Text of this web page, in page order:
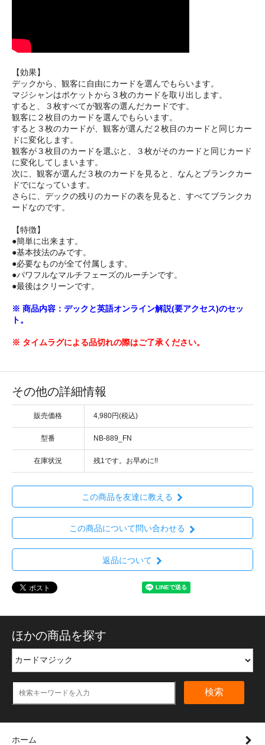
【効果】
デックから、観客に自由にカードを選んでもらいます。
マジシャンはポケットから３枚のカードを取り出します。
すると、３枚すべてが観客の選んだカードです。
観客に２枚目のカードを選んでもらいます。
すると３枚のカードが、観客が選んだ２枚目のカードと同じカー
ドに変化します。
観客が３枚目のカードを選ぶと、３枚がそのカードと同じカード
に変化してしまいます。
次に、観客が選んだ３枚のカードを見ると、なんとブランクカー
ドでになっています。
さらに、デックの残りのカードの表を見ると、すべてブランクカ
ードなのです。
【特徴】
●簡単に出来ます。
●基本技法のみです。
●必要なものが全て付属します。
●パワフルなマルチフェーズのルーチンです。
●最後はクリーンです。
※ 商品内容：デックと英語オンライン解説(要アクセス)のセッ
ト。
※ タイムラグによる品切れの際はご了承ください。
その他の詳細情報
販売価格 4,980円(税込)
型番 NB-889_FN
在庫状況 残1です。お早めに!!
この商品を友達に教える
この商品について問い合わせる
返品について
ほかの商品を探す
検索
ホーム